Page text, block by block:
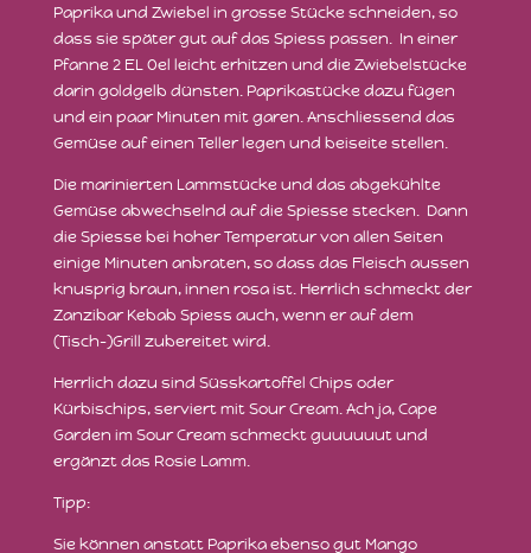
Paprika und Zwiebel in grosse Stücke schneiden, so
dass sie später gut auf das Spiess passen. In einer
Pfanne 2 EL Oel leicht erhitzen und die Zwiebelstücke
darin goldgelb dünsten. Paprikastücke dazu fügen
und ein paar Minuten mit garen. Anschliessend das
Gemüse auf einen Teller legen und beiseite stellen.
Die marinierten Lammstücke und das abgekühlte
Gemüse abwechselnd auf die Spiesse stecken. Dann
die Spiesse bei hoher Temperatur von allen Seiten
einige Minuten anbraten, so dass das Fleisch aussen
knusprig braun, innen rosa ist. Herrlich schmeckt der
Zanzibar Kebab Spiess auch, wenn er auf dem
(Tisch-)Grill zubereitet wird.
Herrlich dazu sind Süsskartoffel Chips oder
Kürbischips, serviert mit Sour Cream. Ach ja, Cape
Garden im Sour Cream schmeckt guuuuuut und
ergänzt das Rosie Lamm.
Tipp:
Sie können anstatt Paprika ebenso gut Mango